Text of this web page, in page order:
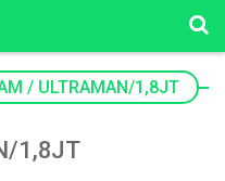
/ ULTRAMAN/1,8JT
1,8JT